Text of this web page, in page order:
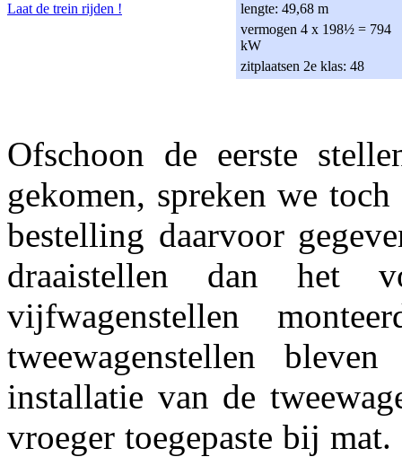
Laat de trein rijden !
lengte: 49,68 m
vermogen 4 x 198½ = 794
kW
zitplaatsen 2e klas: 48
Ofschoon de eerste
gekomen, spreken we
bestelling daarvoor
draaistellen dan het
vijfwagenstellen
tweewagenstellen
installatie van de
vroeger toegepaste bij